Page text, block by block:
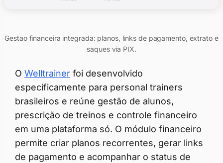
Gestao financeira integrada: planos, links de pagamento, extrato e
saques via PIX.
O Welltrainer foi desenvolvido
especificamente para personal trainers
brasileiros e reúne gestão de alunos,
prescrição de treinos e controle financeiro
em uma plataforma só. O módulo financeiro
permite criar planos recorrentes, gerar links
de pagamento e acompanhar o status de